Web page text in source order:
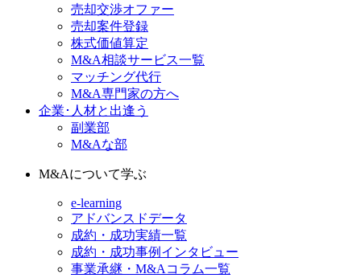
売却交渉オファー
売却案件登録
株式価値算定
M&A相談サービス一覧
マッチング代行
M&A専門家の方へ
企業･人材と出逢う
副業部
M&Aな部
M&Aについて学ぶ
e-learning
アドバンスドデータ
成約・成功実績一覧
成約・成功事例インタビュー
事業承継・M&Aコラム一覧